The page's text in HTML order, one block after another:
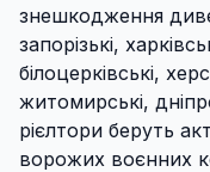
знешкодження
запорізькі,
білоцерківські,
житомирські,
рієлтори беруть
ворожих воєнних